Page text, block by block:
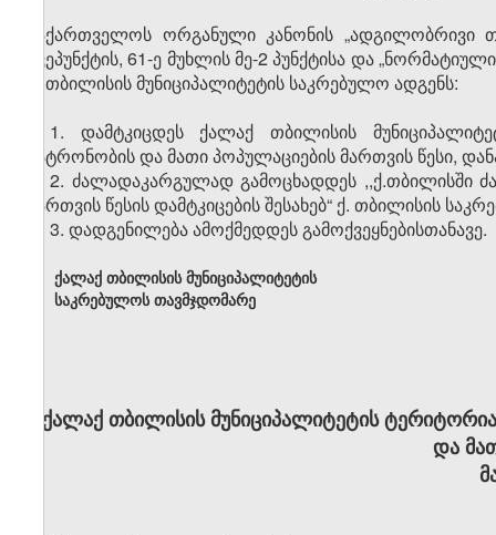
საქართველოს ორგანული კანონის „ადგილობრივი
ქვეპუნქტის, 61-ე მუხლის მე-2 პუნქტისა და
ქ. თბილისის მუნიციპალიტეტის საკრებულო ადგენს:
1. დამტკიცდეს ქალაქ თბილისის
პატრონობის და მათი პოპულაციების მართვის წესი,
2. ძალადაკარგულად გამოცხადდეს ,,ქ.თბილისში
მართვის წესის დამტკიცების შესახებ“ ქ. თბილისის
3. დადგენილება ამოქმედდეს გამოქვეყნებისთანავე.
ქალაქ თბილისის მუნიციპალიტეტის
საკრებულოს თავმჯდომარე
ქალაქ თბილისის მუნიციპალიტეტის
და